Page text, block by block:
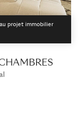
projet immobilier